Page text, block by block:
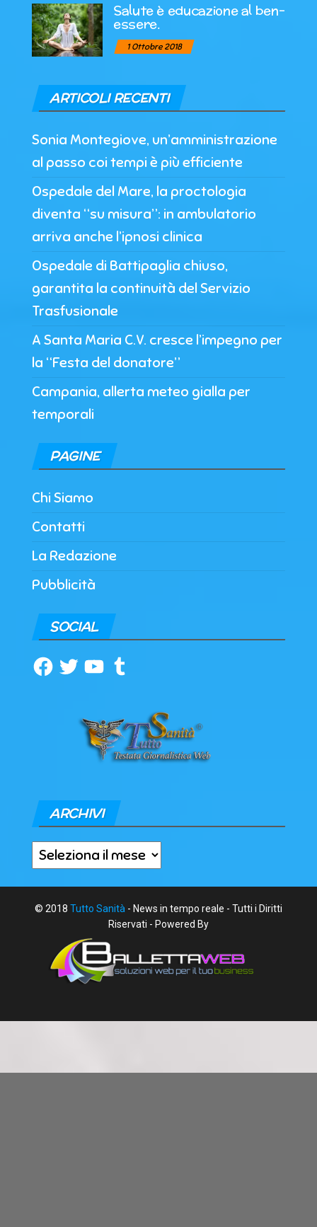
Salute è educazione al ben-
essere.
1 Ottobre 2018
ARTICOLI RECENTI
Sonia Montegiove, un’amministrazione
al passo coi tempi è più efficiente
Ospedale del Mare, la proctologia
diventa “su misura”: in ambulatorio
arriva anche l’ipnosi clinica
Ospedale di Battipaglia chiuso,
garantita la continuità del Servizio
Trasfusionale
A Santa Maria C.V. cresce l’impegno per
la “Festa del donatore”
Campania, allerta meteo gialla per
temporali
PAGINE
Chi Siamo
Contatti
La Redazione
Pubblicità
SOCIAL
Facebook
TwitterYouTubeTumblr
ARCHIVI
Archivi
© 2018 Tutto Sanità - News in tempo reale - Tutti i Diritti
Riservati - Powered By